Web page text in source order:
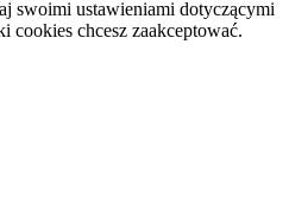
swoimi ustawieniami dotyczącymi
chcesz zaakceptować.